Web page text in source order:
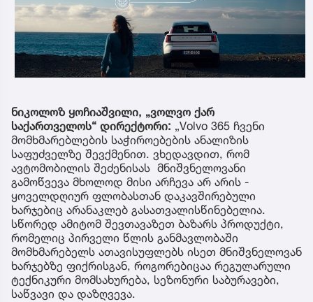
ნიკოლოზ ყოჩიაშვილი, „ვოლვო ქარ
საქართველოს“ დირექტორი: „Volvo 365 ჩვენი
მომხმარებლების საჭიროებების ანალიზის
საფუძველზე შევქმენით. ვხედავდით, რომ
ავტომობილის შეძენისას მნიშვნელოვანი
გამოწვევა მხოლოდ მისი არჩევა არ არის -
ყოველდღიურ ფლობასთან დაკავშირებული
ხარჯებიც არანაკლებ გასათვალისწინებელია.
სწორედ ამიტომ შევთავაზეთ ბაზარს პროდუქტი,
რომელიც პირველი წლის განმავლობაში
მომხმარებელს ათავისუფლებს ისეთ მნიშვნელოვან
ხარჯებზე ფიქრისგან, როგორებიცაა რეგულარული
ტექნიკური მომსახურება, სეზონური საბურავები,
საწვავი და დაზღვევა.